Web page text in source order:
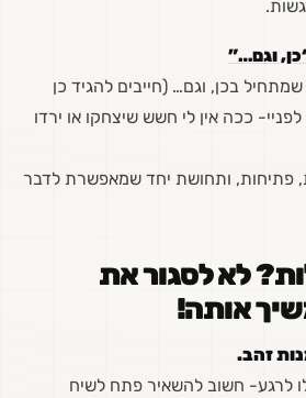
וגם…”
בכן, וגם… (חייבים להגיד כן
ככה אין לי חשש שיצחקו או ירדו
פתיחות, ותחושת יחד שמאפשרת לדבר
לא לסגור את
אותה!
זהב.
לרגע- חשוב להשאיר פתח לשיח